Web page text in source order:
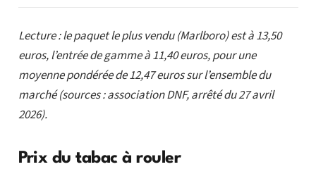
Lecture : le paquet le plus vendu (Marlboro) est à 13,50
euros, l’entrée de gamme à 11,40 euros, pour une
moyenne pondérée de 12,47 euros sur l’ensemble du
marché (sources : association DNF, arrêté du 27 avril
2026).
Prix du tabac à rouler